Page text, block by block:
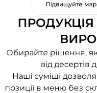
Підвищуйте
Обирайте рішення,
від десертів
Наші суміші
позиції в меню без